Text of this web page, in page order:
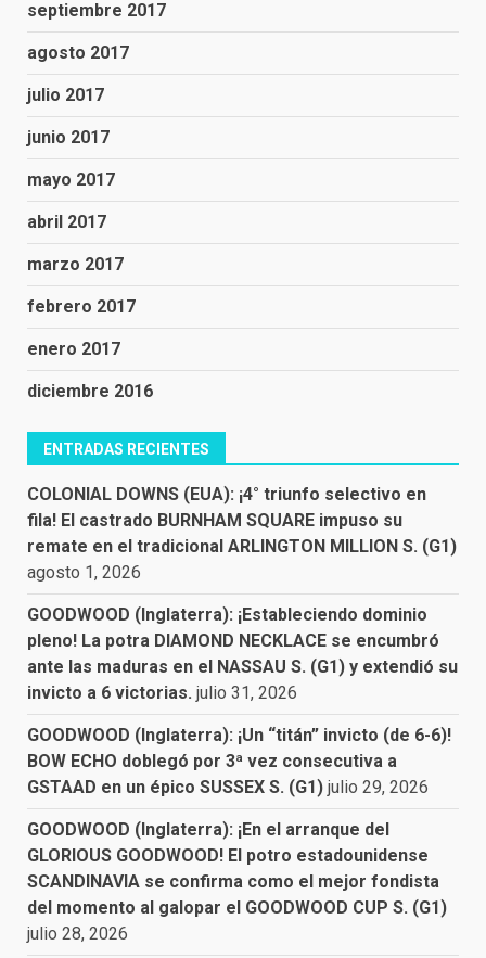
septiembre 2017
agosto 2017
julio 2017
junio 2017
mayo 2017
abril 2017
marzo 2017
febrero 2017
enero 2017
diciembre 2016
ENTRADAS RECIENTES
COLONIAL DOWNS (EUA): ¡4° triunfo selectivo en
fila! El castrado BURNHAM SQUARE impuso su
remate en el tradicional ARLINGTON MILLION S. (G1)
agosto 1, 2026
GOODWOOD (Inglaterra): ¡Estableciendo dominio
pleno! La potra DIAMOND NECKLACE se encumbró
ante las maduras en el NASSAU S. (G1) y extendió su
invicto a 6 victorias. julio 31, 2026
GOODWOOD (Inglaterra): ¡Un “titán” invicto (de 6-6)!
BOW ECHO doblegó por 3ª vez consecutiva a
GSTAAD en un épico SUSSEX S. (G1) julio 29, 2026
GOODWOOD (Inglaterra): ¡En el arranque del
GLORIOUS GOODWOOD! El potro estadounidense
SCANDINAVIA se confirma como el mejor fondista
del momento al galopar el GOODWOOD CUP S. (G1)
julio 28, 2026